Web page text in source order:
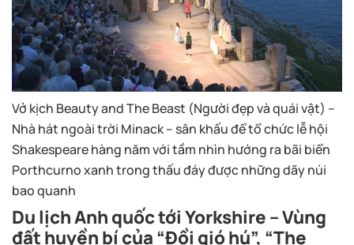
Vở kịch Beauty and The Beast (Người đẹp và quái vật) –
Nhà hát ngoài trời Minack – sân khấu để tổ chức lễ hội
Shakespeare hàng năm với tầm nhìn hướng ra bãi biển
Porthcurno xanh trong thấu đáy được những dãy núi
bao quanh
Du lịch Anh quốc tới Yorkshire – Vùng
đất huyền bí của “Đồi gió hú”, “The